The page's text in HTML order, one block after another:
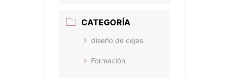
CATEGORÍA
diseño de cejas
Formación